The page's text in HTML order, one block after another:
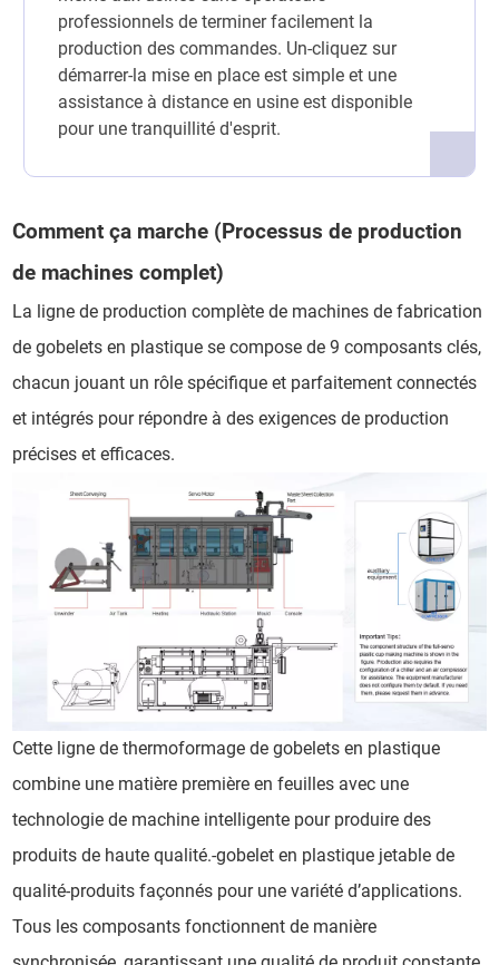
professionnels de terminer facilement la
production des commandes. Un-cliquez sur
démarrer-la mise en place est simple et une
assistance à distance en usine est disponible
pour une tranquillité d'esprit.
Comment ça marche (Processus de production
de machines complet)
La ligne de production complète de machines de fabrication
de gobelets en plastique se compose de 9 composants clés,
chacun jouant un rôle spécifique et parfaitement connectés
et intégrés pour répondre à des exigences de production
précises et efficaces.
Cette ligne de thermoformage de gobelets en plastique
combine une matière première en feuilles avec une
technologie de machine intelligente pour produire des
produits de haute qualité.-gobelet en plastique jetable de
qualité-produits façonnés pour une variété d’applications.
Tous les composants fonctionnent de manière